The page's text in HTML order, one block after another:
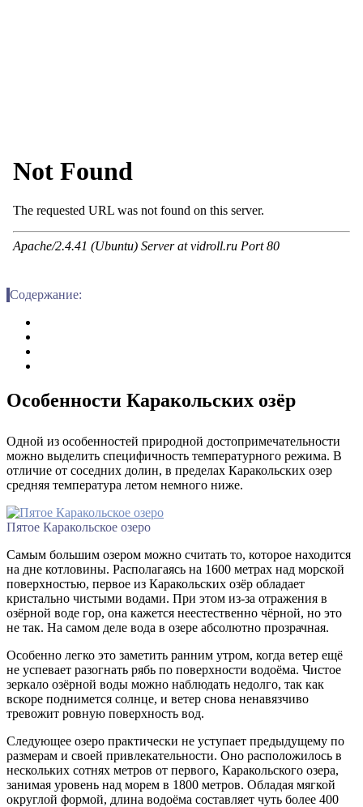
Содержание:
Особенности Каракольских озёр
Одной из особенностей природной достопримечательности
можно выделить специфичность температурного режима. В
отличие от соседних долин, в пределах Каракольских озер
средняя температура летом немного ниже.
Пятое Каракольское озеро
Самым большим озером можно считать то, которое находится
на дне котловины. Располагаясь на 1600 метрах над морской
поверхностью, первое из Каракольских озёр обладает
кристально чистыми водами. При этом из-за отражения в
озёрной воде гор, она кажется неестественно чёрной, но это
не так. На самом деле вода в озере абсолютно прозрачная.
Особенно легко это заметить ранним утром, когда ветер ещё
не успевает разогнать рябь по поверхности водоёма. Чистое
зеркало озёрной воды можно наблюдать недолго, так как
вскоре поднимется солнце, и ветер снова ненавязчиво
тревожит ровную поверхность вод.
Следующее озеро практически не уступает предыдущему по
размерам и своей привлекательности. Оно расположилось в
нескольких сотнях метров от первого, Каракольского озера,
занимая уровень над морем в 1800 метров. Обладая мягкой
округлой формой, длина водоёма составляет чуть более 400